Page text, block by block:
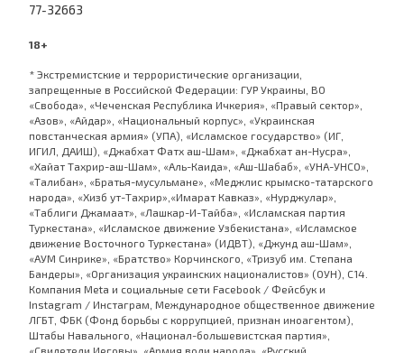
77-32663
18+
* Экстремистские и террористические организации,
запрещенные в Российской Федерации: ГУР Украины, ВО
«Свобода», «Чеченская Республика Ичкерия», «Правый сектор»,
«Азов», «Айдар», «Национальный корпус», «Украинская
повстанческая армия» (УПА), «Исламское государство» (ИГ,
ИГИЛ, ДАИШ), «Джабхат Фатх аш-Шам», «Джабхат ан-Нусра»,
«Хайат Тахрир-аш-Шам», «Аль-Каида», «Аш-Шабаб», «УНА-УНСО»,
«Талибан», «Братья-мусульмане», «Меджлис крымско-татарского
народа», «Хизб ут-Тахрир»,«Имарат Кавказ», «Нурджулар»,
«Таблиги Джамаат», «Лашкар-И-Тайба», «Исламская партия
Туркестана», «Исламское движение Узбекистана», «Исламское
движение Восточного Туркестана» (ИДВТ), «Джунд аш-Шам»,
«АУМ Синрике», «Братство» Корчинского, «Тризуб им. Степана
Бандеры», «Организация украинских националистов» (ОУН), С14.
Компания Meta и социальные сети Facebook / Фейсбук и
Instagram / Инстаграм, Международное общественное движение
ЛГБТ, ФБК (Фонд борьбы с коррупцией, признан иноагентом),
Штабы Навального, «Национал-большевистская партия»,
«Свидетели Иеговы», «Армия воли народа», «Русский